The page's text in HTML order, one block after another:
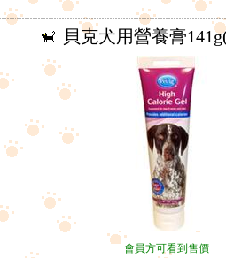
貝克犬用營養膏
會員方可看到售價